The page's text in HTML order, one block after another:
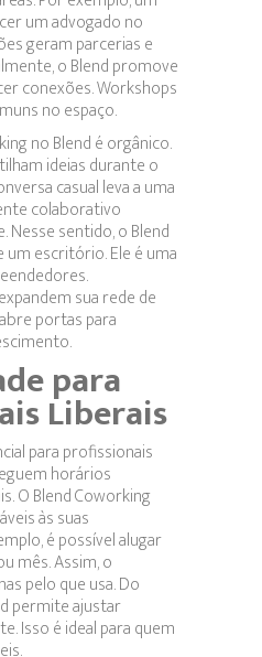
um advogado no
geram parcerias e
o Blend promove
conexões. Workshops
no espaço.
no Blend é orgânico.
ideias durante o
casual leva a uma
colaborativo
Nesse sentido, o Blend
escritório. Ele é uma
sua rede de
portas para
para
Liberais
para profissionais
horários
O Blend Coworking
às suas
é possível alugar
mês. Assim, o
pelo que usa. Do
permite ajustar
Isso é ideal para quem